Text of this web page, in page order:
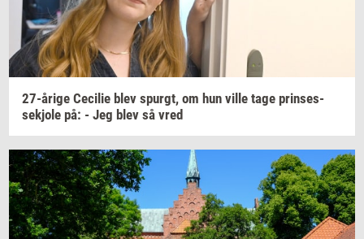
27-​årige Ce­ci­lie blev spurgt, om hun ville tage prin­ses­
sekjo­le på: - Jeg blev så vred